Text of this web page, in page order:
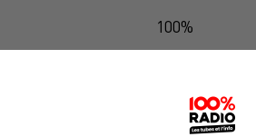
100%